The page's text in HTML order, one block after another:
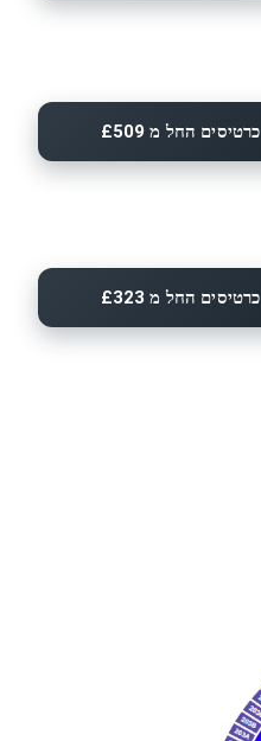
כרטיסים החל מ £509
כרטיסים החל מ £323